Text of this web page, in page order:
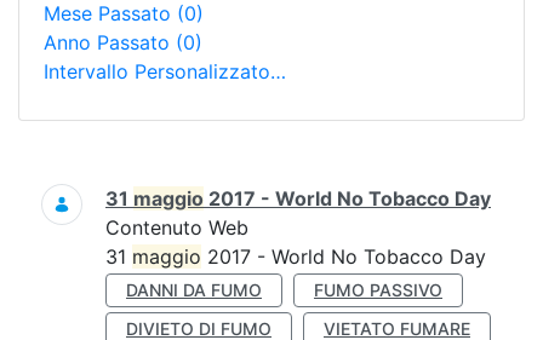
Mese Passato (0)
Anno Passato (0)
Intervallo Personalizzato…
Ricerca
31 maggio 2017 - World No Tobacco Day
Contenuto Web
31 maggio 2017 - World No Tobacco Day
DANNI DA FUMO
FUMO PASSIVO
DIVIETO DI FUMO
VIETATO FUMARE